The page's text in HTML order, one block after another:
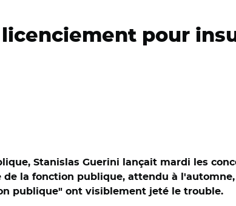
pour
Stanislas Guerini lançait mardi les
la fonction publique, attendu à
publique" ont visiblement jeté le trouble.